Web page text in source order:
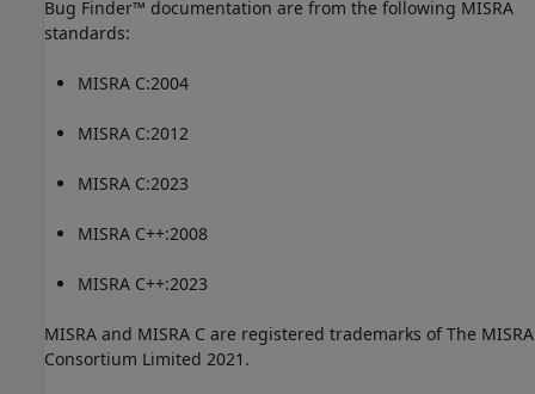
Bug Finder™ documentation are from the following MISRA
standards:
MISRA C:2004
MISRA C:2012
MISRA C:2023
MISRA C++:2008
MISRA C++:2023
MISRA and MISRA C are registered trademarks of The MISRA
Consortium Limited 2021.